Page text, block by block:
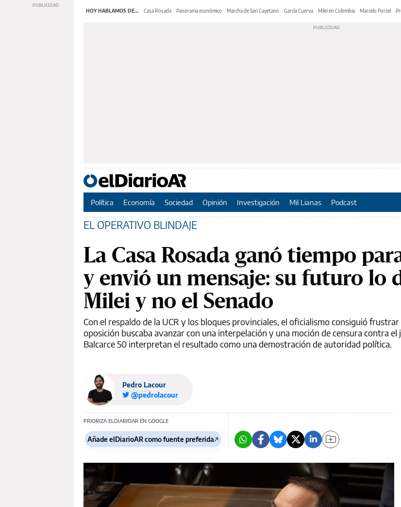
HOY HABLAMOS DE... Casa Rosada Panorama económico Marcha de San Cayetano García Cuerva Milei en Colombia Marcelo Porcel
Política Economía Sociedad Opinión Investigación Mil Lianas Podcast
EL OPERATIVO BLINDAJE
La Casa Rosada ganó tiempo
y envió un mensaje: su futuro lo
Milei y no el Senado
Con el respaldo de la UCR y los bloques provinciales, el oficialismo consiguió frustrar
oposición buscaba avanzar con una interpelación y una moción de censura contra el
Balcarce 50 interpretan el resultado como una demostración de autoridad política.
Pedro Lacour
@pedrolacour
PRIORIZA ELDIARIOAR EN GOOGLE
Añade elDiarioAR como fuente preferida